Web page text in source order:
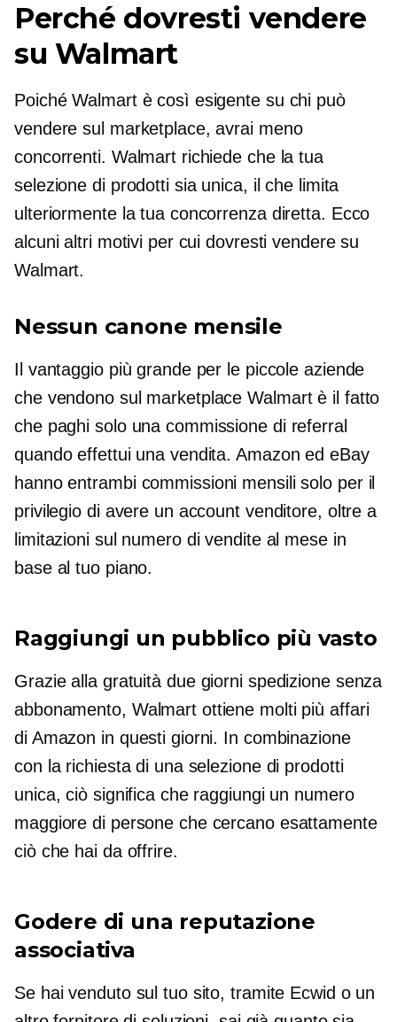
Perché dovresti vendere
su Walmart
Poiché Walmart è così esigente su chi può
vendere sul marketplace, avrai meno
concorrenti. Walmart richiede che la tua
selezione di prodotti sia unica, il che limita
ulteriormente la tua concorrenza diretta. Ecco
alcuni altri motivi per cui dovresti vendere su
Walmart.
Nessun canone mensile
Il vantaggio più grande per le piccole aziende
che vendono sul marketplace Walmart è il fatto
che paghi solo una commissione di referral
quando effettui una vendita. Amazon ed eBay
hanno entrambi commissioni mensili solo per il
privilegio di avere un account venditore, oltre a
limitazioni sul numero di vendite al mese in
base al tuo piano.
Raggiungi un pubblico più vasto
Grazie alla gratuità due giornispedizione senza
abbonamento, Walmart ottiene molti più affari
di Amazon in questi giorni. In combinazione
con la richiesta di una selezione di prodotti
unica, ciò significa che raggiungi un numero
maggiore di persone che cercano esattamente
ciò che hai da offrire.
Godere di una reputazione
associativa
Se hai venduto sul tuo sito, tramite Ecwid o un